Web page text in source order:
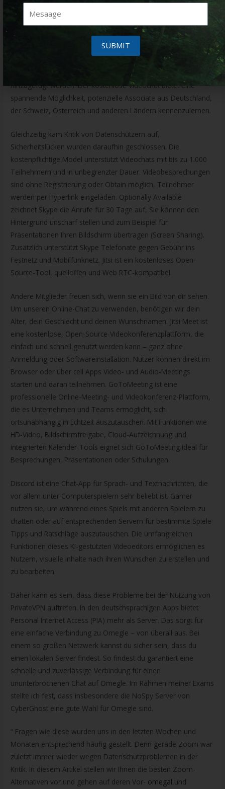
Möglichkeiten zur Kollaboration gehören zu den Features.
Bereits ein weiterer Klick auf „Videokonferenz starten“ reicht
aus, um ebendies zu tun. Weitere Teilnehmen können
ihrerseits entweder einem Einladungslink folgen, oder direkt
von dem Leiter der Konferenz unter „Teilnehmer hinzufügen“
hinzugefügt werden. Der kostenlose Videochat bietet eine
spannende Möglichkeit, potenzielle Associate aus Deutschland,
der Schweiz, Österreich und anderen Ländern kennenzulernen.
Gleichzeitig kam Kritik von Datenschützern auf,
Sicherheitslücken wurden daraufhin geschlossen. Die
kostenpflichtige Model unterstützt Videochats mit bis zu 1.000
Teilnehmern und in unbegrenzter Dauer. Videobesprechungen
sind ohne Registrierung oder Obtain möglich, Teilnehmer
werden per Hyperlink eingeladen. Optionally Available
zeichnet Skype die Anrufe für 30 Tage auf, Sie können den
Hintergrund unscharf stellen und zum Beispiel für
Präsentationen Ihren Bildschirm übertragen (Screen Sharing).
Zusätzlich unterstützt Skype Telefonate gegen Gebühr ins
Festnetz und Mobilfunknetz. Jitsi ist ein kostenloses Open-
Source-Tool, quelloffen und Web RTC-kompatibel.
Andere Mitglieder freuen sich, wenn sie ein Bild von dir sehen.
Um unseren Online-Chat zu verwenden, benötigen wir dein
Alter, dein Geschlecht und deinen Wunschnamen. Jitsi Meet ist
eine kostenlose, Open-Source-Videokonferenzplattform, die
einfach und schnell genutzt werden kann – ganz ohne
Anmeldung oder Softwareinstallation. Nutzer können direkt im
Browser oder über cell Apps Video‑ und Audio‑Meetings
starten und daran teilnehmen. GoToMeeting ist eine
professionelle Online-Meeting- und Videokonferenz-Plattform,
die es Unternehmen und Teams ermöglicht, sich
ortsunabhängig in Echtzeit auszutauschen. Mit Funktionen wie
HD-Video, Bildschirmfreigabe, Cloud-Aufzeichnung und
integrierten Kalender-Tools eignet sich GoToMeeting ideal für
Besprechungen, Präsentationen oder Schulungen.
Discord ist eine Chat-App für Sprach- und Textnachrichten, die
vor allem unter Computerspielern sehr beliebt ist. Gamer
nutzen sie, um während eines Spiels mit anderen Spielern zu
chatten oder auf entsprechenden Servern für bestimmte Spiele
Tipps und Ratschläge auszutauschen. Die umfangreichen
Funktionen dieses KI-gestützten Videoeditors ermöglichen es
Nutzern, visuelle Inhalte nach ihren Wünschen zu erstellen und
zu bearbeiten.
Daher kann es sein, dass diese Probleme bei der Nutzung von
PrivateVPN auftreten. In den deutschsprachigen Apps bietet
Personal Internet Access (PIA) mehr als Server. Das sorgt für
eine einfache Verbindung zu Omegle – von überall aus. Bei
einem so großen Netzwerk kannst du sicher sein, dass du
einen lokalen Server findest. So findest du garantiert eine
schnelle und zuverlässige Verbindung für einen
ununterbrochenen Chat auf Omegle. Im Rahmen meiner Exams
stellte ich fest, dass insbesondere die NoSpy Server von
CyberGhost eine gute Wahl für Omegle sind.
“ Fragen wie diese wurden uns in den letzten Wochen und
Monaten entsprechend häufig gestellt. Denn gerade Zoom war
zuletzt immer wieder wegen Datenschutzproblemen in der
Kritik. In diesem Artikel stellen wir Ihnen die besten Zoom-
Alternativen vor und gehen auf deren Vor- omegal und
SUBMIT